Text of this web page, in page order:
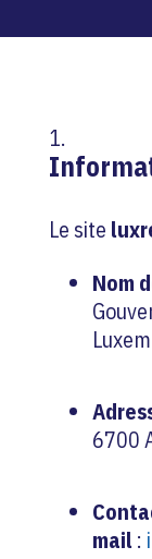
Le site
Nom
6700
mail: